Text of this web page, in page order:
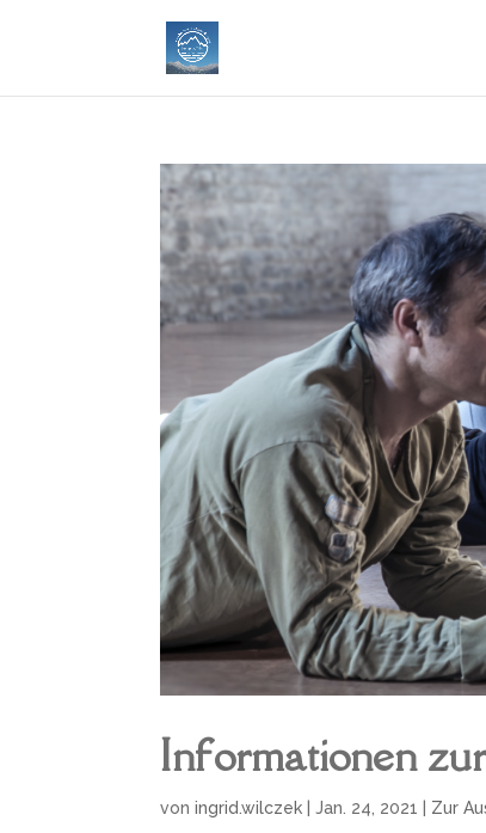
Informationen
voningrid.wilczek |Jan. 24, 2021 Zur